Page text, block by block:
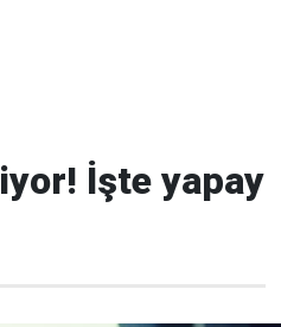
İşte yapay